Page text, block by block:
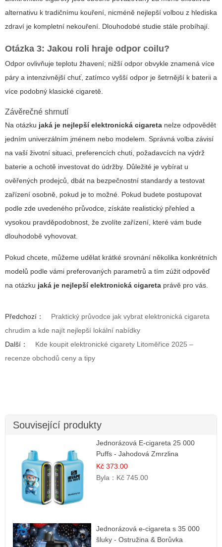
alternativu k tradičnímu kouření, nicméně nejlepší volbou z hlediska
zdraví je kompletní nekouření. Dlouhodobé studie stále probíhají.
Otázka 3: Jakou roli hraje odpor coilu?
Odpor ovlivňuje teplotu žhavení; nižší odpor obvykle znamená více
páry a intenzivnější chuť, zatímco vyšší odpor je šetrnější k baterii a
více podobný klasické cigaretě.
Závěrečné shrnutí
Na otázku jaká je nejlepší elektronická cigareta nelze odpovědět
jedním univerzálním jménem nebo modelem. Správná volba závisí
na vaší životní situaci, preferencích chuti, požadavcích na výdrž
baterie a ochotě investovat do údržby. Důležité je vybírat u
ověřených prodejců, dbát na bezpečnostní standardy a testovat
zařízení osobně, pokud je to možné. Pokud budete postupovat
podle zde uvedeného průvodce, získáte realistický přehled a
vysokou pravděpodobnost, že zvolíte zařízení, které vám bude
dlouhodobě vyhovovat.
Pokud chcete, můžeme udělat krátké srovnání několika konkrétních
modelů podle vámi preferovaných parametrů a tím zúžit odpověď
na otázku jaká je nejlepší elektronická cigareta právě pro vás.
Předchozí：
Praktický průvodce jak vybrat elektronická cigareta
chrudim a kde najít nejlepší lokální nabídky
Další：
Kde koupit elektronické cigarety Litoměřice 2025 –
recenze obchodů ceny a tipy
Související produkty
Jednorázová E-cigareta 25 000
Puffs - Jahodová Zmrzlina
Kč 373.00
Byla： Kč 745.00
Jednorázová e-cigareta s 35 000
šluky - Ostružina & Borůvka